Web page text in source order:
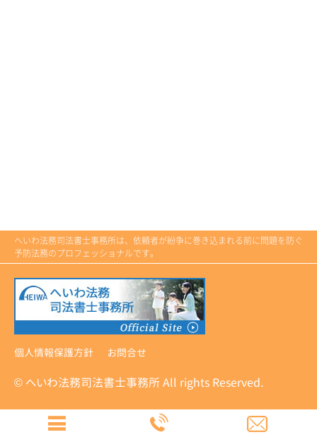
へいわ法務司法書士事務所は、依頼者が紛争に巻き込まれる前に問題を防ぐ
予防法務のプロフェッショナルです。
個人情報保護方針 お問合せ
© へいわ法務司法書士事務所 All rights Reserved.